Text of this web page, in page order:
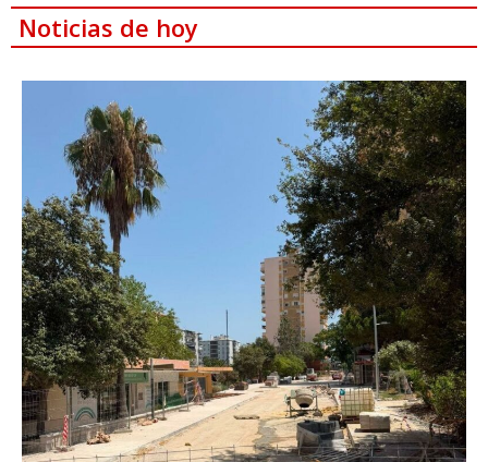
Noticias de hoy